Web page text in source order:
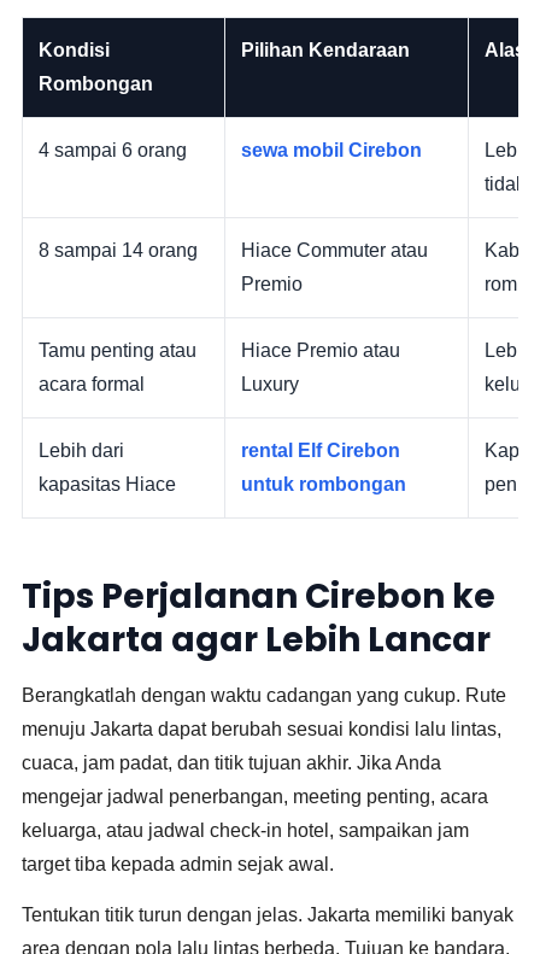
Kondisi
Rombongan
Pilihan Kendaraan
4 sampai 6 orang sewa mobil Cirebon
Lebih
tidak
8 sampai 14 orang
Hiace Commuter atau
Premio
Tamu penting atau
acara formal
Hiace Premio atau
Luxury
Lebih
Lebih dari
kapasitas Hiace
rental Elf Cirebon
untuk rombongan
Tips Perjalanan Cirebon ke
Jakarta agar Lebih Lancar
Berangkatlah dengan waktu cadangan yang cukup. Rute
menuju Jakarta dapat berubah sesuai kondisi lalu lintas,
cuaca, jam padat, dan titik tujuan akhir. Jika Anda
mengejar jadwal penerbangan, meeting penting, acara
keluarga, atau jadwal check-in hotel, sampaikan jam
target tiba kepada admin sejak awal.
Tentukan titik turun dengan jelas. Jakarta memiliki banyak
area dengan pola lalu lintas berbeda. Tujuan ke bandara,